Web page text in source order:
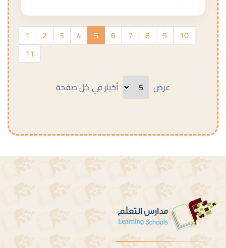
1 2 3 4 5 6 7 8 9
10
11
عرض أخبار في كل صفحة